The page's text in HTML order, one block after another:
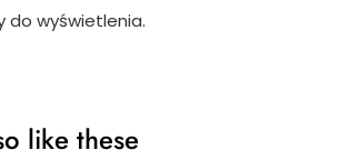
do wyświetlenia.
like these